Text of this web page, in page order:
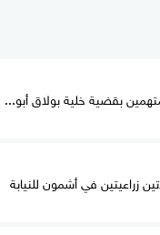
زراعيتين في أشمون للنيابة